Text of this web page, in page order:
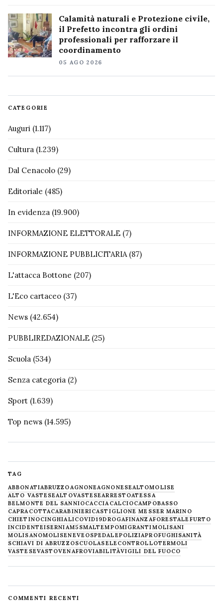
Calamità naturali e Protezione civile,
il Prefetto incontra gli ordini
professionali per rafforzare il
coordinamento
05 AGO 2026
CATEGORIE
Auguri (1.117)
Cultura (1.239)
Dal Cenacolo (29)
Editoriale (485)
In evidenza (19.900)
INFORMAZIONE ELETTORALE (7)
INFORMAZIONE PUBBLICITARIA(87)
L'attacca Bottone (207)
L'Eco cartaceo (37)
News (42.654)
PUBBLIREDAZIONALE (25)
Scuola (534)
Senza categoria (2)
Sport (1.639)
Top news (14.595)
TAG
ABBONATIABRUZZOAGNONEAGNONESEALTOMOLISE
ALTO VASTESEALTOVASTESEARRESTOATESSA
BELMONTE DEL SANNIOCACCIACALCIOCAMPOBASSO
CAPRACOTTACARABINIERICASTIGLIONE MESSER MARINO
CHIETINOCINGHIALICOVID19DROGAFINANZAFORESTALE FURTO
INCIDENTEISERNIAM5SMALTEMPOMIGRANTIMOLISANI
MOLISANOMOLISENEVE OSPEDALEPOLIZIAPROFUGHISANITÀ
SCHIAVI DI ABRUZZOSCUOLASELECONTROLLOTERMOLI
VASTESEVASTOVENAFROVIABILITÀVIGILI DEL FUOCO
COMMENTI RECENTI